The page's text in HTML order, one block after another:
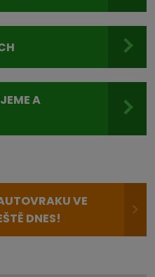
A
VE
DNES!